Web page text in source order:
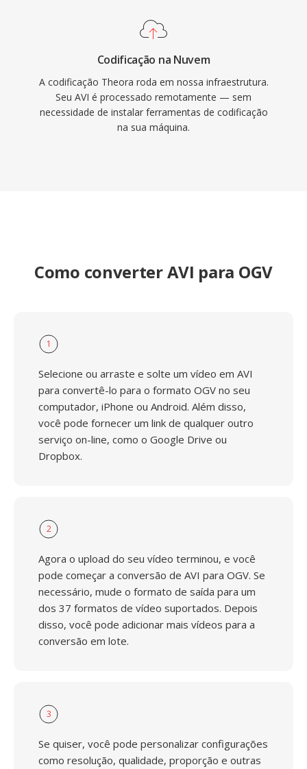
contextos onde a liberdade total de
preocupações com patentes é uma prioridade.
Codificação na Nuvem
A codificação Theora roda em nossa infraestrutura.
Seu AVI é processado remotamente — sem
necessidade de instalar ferramentas de codificação
na sua máquina.
Como converter AVI para OGV
1
Selecione ou arraste e solte um vídeo em AVI
para convertê-lo para o formato OGV no seu
computador, iPhone ou Android. Além disso,
você pode fornecer um link de qualquer outro
serviço on-line, como o Google Drive ou
Dropbox.
2
Agora o upload do seu vídeo terminou, e você
pode começar a conversão de AVI para OGV. Se
necessário, mude o formato de saída para um
dos 37 formatos de vídeo suportados. Depois
disso, você pode adicionar mais vídeos para a
conversão em lote.
3
Se quiser, você pode personalizar configurações
como resolução, qualidade, proporção e outras